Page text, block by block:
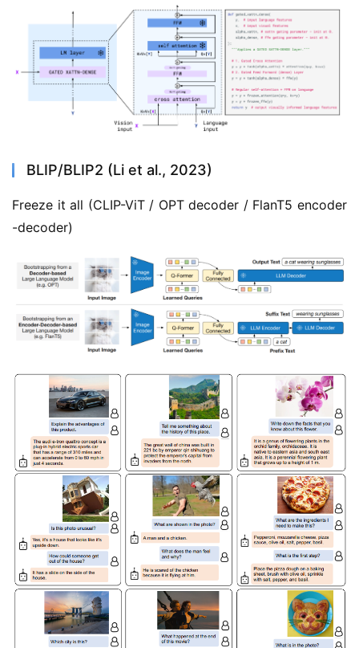
BLIP/BLIP2 (Li et al., 2023)
Freeze it all (CLIP-ViT / OPT decoder / FlanT5 encoder
-decoder)